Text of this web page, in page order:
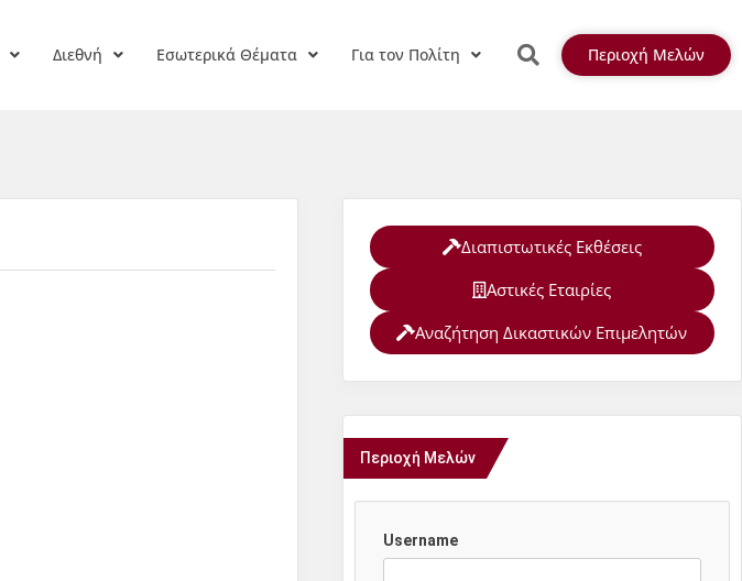
Διεθνή Εσωτερικά Θέματα Για τον Πολίτη Περιοχή Μελών
Διαπιστωτικές Εκθέσεις
Αστικές Εταιρίες
Αναζήτηση Δικαστικών Επιμελητών
Περιοχή Μελών
Username